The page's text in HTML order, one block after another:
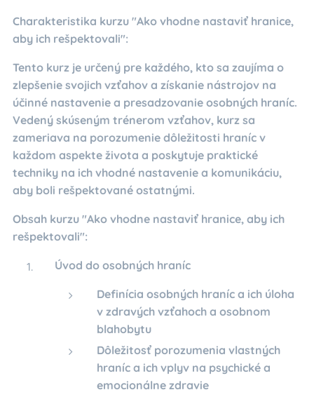
Charakteristika kurzu "Ako vhodne nastaviť hranice,
aby ich rešpektovali":
Tento kurz je určený pre každého, kto sa zaujíma o
zlepšenie svojich vzťahov a získanie nástrojov na
účinné nastavenie a presadzovanie osobných hraníc.
Vedený skúseným trénerom vzťahov, kurz sa
zameriava na porozumenie dôležitosti hraníc v
každom aspekte života a poskytuje praktické
techniky na ich vhodné nastavenie a komunikáciu,
aby boli rešpektované ostatnými.
Obsah kurzu "Ako vhodne nastaviť hranice, aby ich
rešpektovali":
Úvod do osobných hraníc
Definícia osobných hraníc a ich úloha
v zdravých vzťahoch a osobnom
blahobytu
Dôležitosť porozumenia vlastných
hraníc a ich vplyv na psychické a
emocionálne zdravie